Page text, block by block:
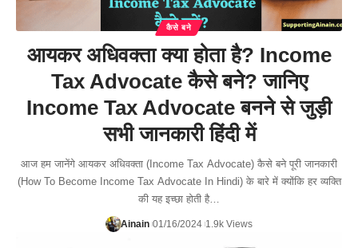
कैसे बने
आयकर अधिवक्ता क्या होता है? Income
Tax Advocate कैसे बने? जानिए
Income Tax Advocate बनने से जुड़ी
सभी जानकारी हिंदी में
आज हम जानेंगे आयकर अधिवक्ता (Income Tax Advocate) कैसे बने पूरी जानकारी
(How To Become Income Tax Advocate In Hindi) के बारे में क्योंकि हर व्यक्ति
की यह इच्छा होती है…
Ainain 01/16/2024 1.9k Views